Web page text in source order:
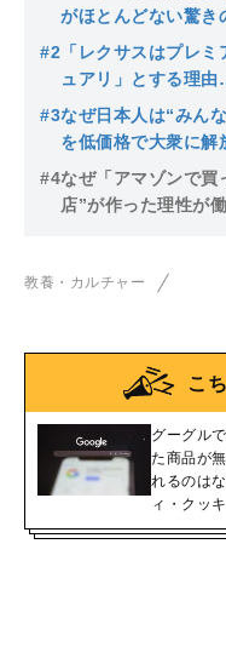
がほとんどない驚
く“運命的な出会い”
#2 「レクサスはプレ
ュアリ」とする理
にいれることと、
い
#3なぜ日本人は“みん
を低価格で大衆に解
#4なぜ「アマゾンで
店”が作った理性が
教養・カルチャー
こ
グーグル
た商品が
れるのは
ィ・クッ